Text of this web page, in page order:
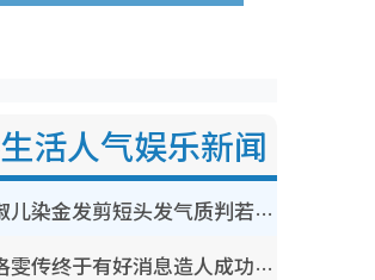
活人气娱乐新闻
简淑儿染金发剪短头发气质判若两人！吓坏老公麦大力都认不出：“你做什么？”
汤洛雯传终于有好消息造人成功！两大细节曝孕味极浓引猜测：大肚婆先会咁！